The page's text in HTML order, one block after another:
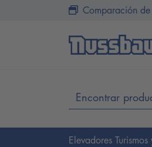
Comparación
Elevadores